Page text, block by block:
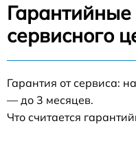
Гарантийные
сервисного
Гарантия от сервиса:
— до 3 месяцев.
Что считается